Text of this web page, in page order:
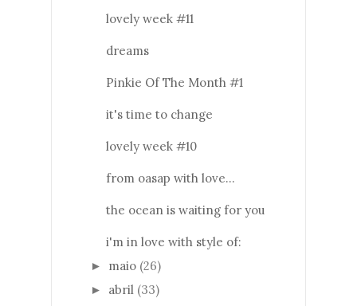
lovely week #11
dreams
Pinkie Of The Month #1
it's time to change
lovely week #10
from oasap with love...
the ocean is waiting for you
i'm in love with style of:
► maio (26)
► abril (33)